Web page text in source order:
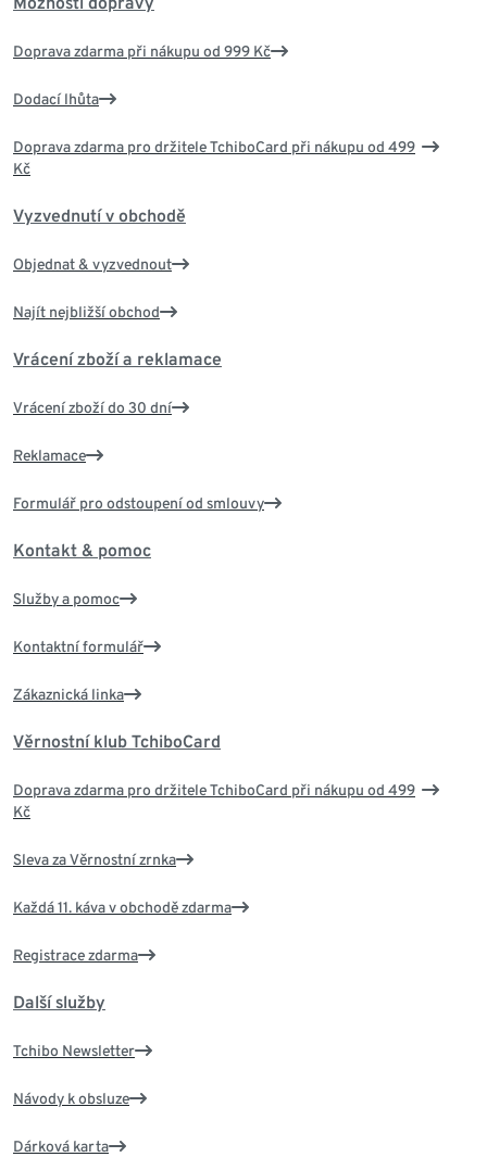
Doprava zdarma při nákupu od 999 Kč
Dodací lhůta
Doprava zdarma pro držitele TchiboCard při nákupu od 499
Kč
Vyzvednutí v obchodě
Objednat & vyzvednout
Najít nejbližší obchod
Vrácení zboží a reklamace
Vrácení zboží do 30 dní
Reklamace
Formulář pro odstoupení od smlouvy
Kontakt & pomoc
Služby a pomoc
Kontaktní formulář
Zákaznická linka
Věrnostní klub TchiboCard
Doprava zdarma pro držitele TchiboCard při nákupu od 499
Kč
Sleva za Věrnostní zrnka
Každá 11. káva v obchodě zdarma
Registrace zdarma
Další služby
Tchibo Newsletter
Návody k obsluze
Dárková karta